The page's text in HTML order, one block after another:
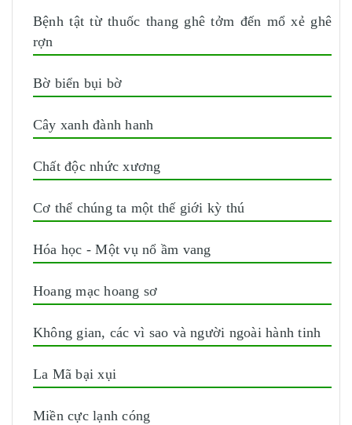
Bệnh tật từ thuốc thang ghê tởm đến mổ xẻ ghê
rợn
Bờ biển bụi bờ
Cây xanh đành hanh
Chất độc nhức xương
Cơ thể chúng ta một thế giới kỳ thú
Hóa học - Một vụ nổ ầm vang
Hoang mạc hoang sơ
Không gian, các vì sao và người ngoài hành tinh
La Mã bại xụi
Miền cực lạnh cóng